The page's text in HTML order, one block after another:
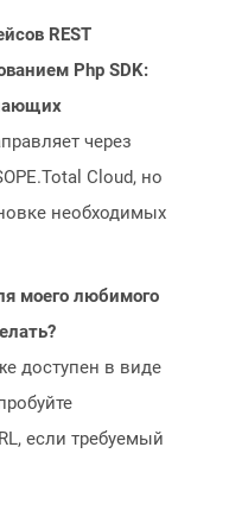
REST
Php SDK:
через
Cloud, но
необходимых
моего любимого
доступен в виде
если требуемый